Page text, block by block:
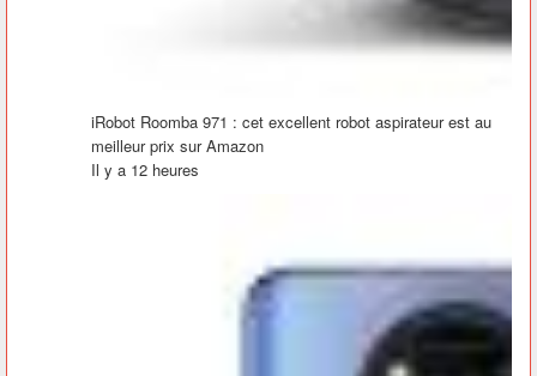
iRobot Roomba 971 : cet excellent robot aspirateur est au
meilleur prix sur Amazon
Il y a 12 heures